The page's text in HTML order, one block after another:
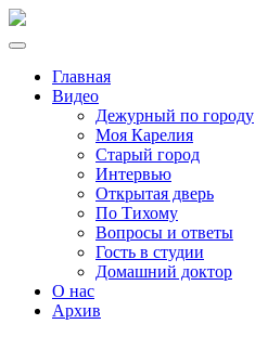
Главная
Видео
Дежурный по городу
Моя Карелия
Старый город
Интервью
Открытая дверь
По Тихому
Вопросы и ответы
Гость в студии
Домашний доктор
О нас
Архив